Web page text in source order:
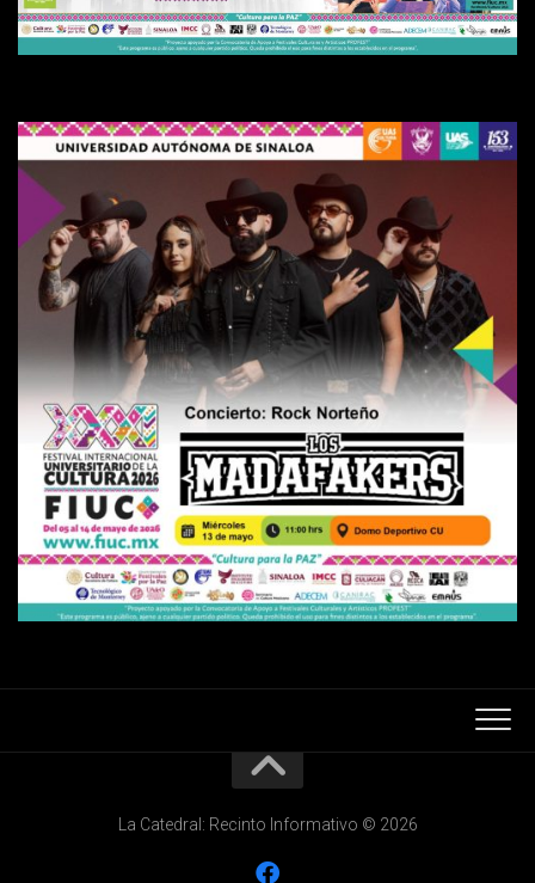
La Catedral: Recinto Informativo © 2026